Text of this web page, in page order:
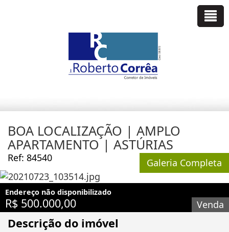
BOA LOCALIZAÇÃO | AMPLO
APARTAMENTO | ASTÚRIAS
Ref: 84540 Galeria Completa
Endereço não disponibilizado
R$ 500.000,00 Venda
Descrição do imóvel